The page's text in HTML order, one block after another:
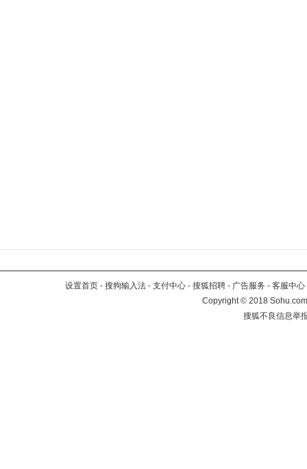
设置首页 - 搜狗输入法 - 支付中心 - 搜狐招聘 - 广告服务 - 客服中心
Copyright©2018
搜狐不良信息举